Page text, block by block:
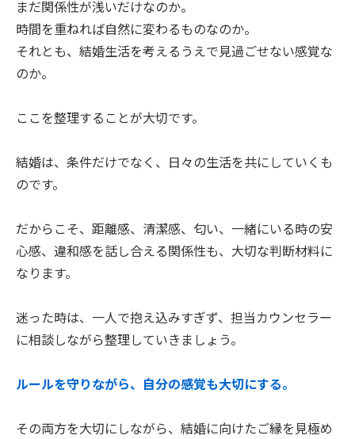
まだ関係性が浅いだけなのか。
時間を重ねれば自然に変わるものなのか。
それとも、結婚生活を考えるうえで見過ごせない感覚な
のか。
ここを整理することが大切です。
結婚は、条件だけでなく、日々の生活を共にしていくも
のです。
だからこそ、距離感、清潔感、匂い、一緒にいる時の安
心感、違和感を話し合える関係性も、大切な判断材料に
なります。
迷った時は、一人で抱え込みすぎず、担当カウンセラー
に相談しながら整理していきましょう。
ルールを守りながら、自分の感覚も大切にする。
その両方を大切にしながら、結婚に向けたご縁を見極め